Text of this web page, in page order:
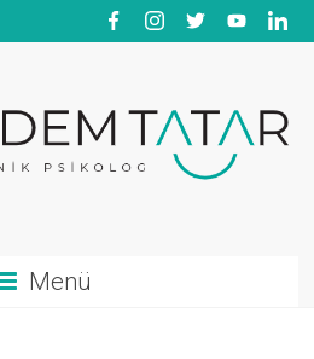
Menü